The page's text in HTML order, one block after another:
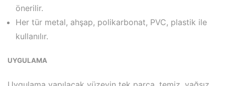
önerilir.
Her tür metal, ahşap, polikarbonat, PVC, plastik ile
kullanılır.
UYGULAMA